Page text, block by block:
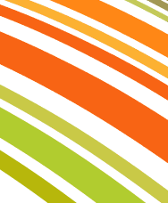
Nostalgia
El Pájaro y el Viento
Miscelánea a Destiempo
Ocultos y Hallados
Formas en las Rocas